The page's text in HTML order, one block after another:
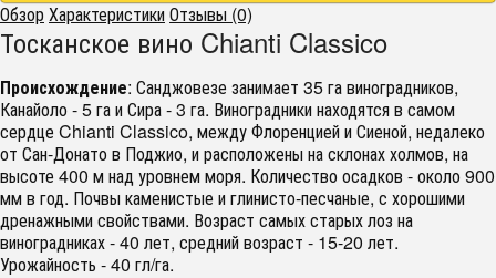
ОбзорХарактеристикиОтзывы (0)
Тосканское вино Chianti Classico
Происхождение: Санджовезе занимает 35 га виноградников,
Канайоло - 5 га и Сира - 3 га. Виноградники находятся в самом
сердце Chianti Classico, между Флоренцией и Сиеной, недалеко
от Сан-Донато в Поджио, и расположены на склонах холмов, на
высоте 400 м над уровнем моря. Количество осадков - около 900
мм в год. Почвы каменистые и глинисто-песчаные, с хорошими
дренажными свойствами. Возраст самых старых лоз на
виноградниках - 40 лет, средний возраст - 15-20 лет.
Урожайность - 40 гл/га.